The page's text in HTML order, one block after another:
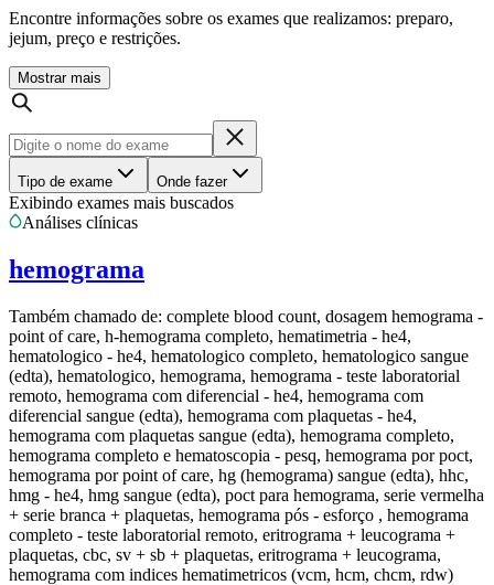
Encontre informações sobre os exames que realizamos: preparo,
jejum, preço e restrições.
Mostrar mais
Tipo de exame Onde fazer
Exibindo exames mais buscados
Análises clínicas
hemograma
Também chamado de: complete blood count, dosagem hemograma -
point of care, h-hemograma completo, hematimetria - he4,
hematologico - he4, hematologico completo, hematologico sangue
(edta), hematologico, hemograma, hemograma - teste laboratorial
remoto, hemograma com diferencial - he4, hemograma com
diferencial sangue (edta), hemograma com plaquetas - he4,
hemograma com plaquetas sangue (edta), hemograma completo,
hemograma completo e hematoscopia - pesq, hemograma por poct,
hemograma por point of care, hg (hemograma) sangue (edta), hhc,
hmg - he4, hmg sangue (edta), poct para hemograma, serie vermelha
+ serie branca + plaquetas, hemograma pós - esforço , hemograma
completo - teste laboratorial remoto, eritrograma + leucograma +
plaquetas, cbc, sv + sb + plaquetas, eritrograma + leucograma,
hemograma com indices hematimetricos (vcm, hcm, chcm, rdw)